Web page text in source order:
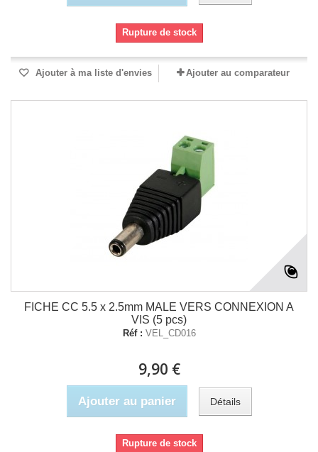
Rupture de stock
Ajouter à ma liste d'envies Ajouter au comparateur
FICHE CC 5.5 x 2.5mm MALE VERS CONNEXION A
VIS (5 pcs)
Réf : VEL_CD016
9,90 €
Ajouter au panier Détails
Rupture de stock